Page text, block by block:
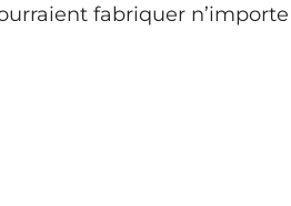
fabriquer n’importe